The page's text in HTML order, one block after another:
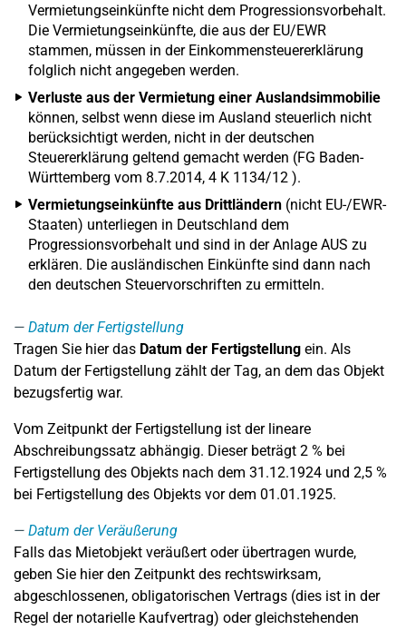
Vermietungseinkünfte nicht dem Progressionsvorbehalt.
Die Vermietungseinkünfte, die aus der EU/EWR
stammen, müssen in der Einkommensteuererklärung
folglich nicht angegeben werden.
Verluste aus der Vermietung einer Auslandsimmobilie
können, selbst wenn diese im Ausland steuerlich nicht
berücksichtigt werden, nicht in der deutschen
Steuererklärung geltend gemacht werden (FG Baden-
Württemberg vom 8.7.2014, 4 K 1134/12 ).
Vermietungseinkünfte aus Drittländern (nicht EU-/EWR-
Staaten) unterliegen in Deutschland dem
Progressionsvorbehalt und sind in der Anlage AUS zu
erklären. Die ausländischen Einkünfte sind dann nach
den deutschen Steuervorschriften zu ermitteln.
Datum der Fertigstellung
Tragen Sie hier das Datum der Fertigstellung ein. Als
Datum der Fertigstellung zählt der Tag, an dem das Objekt
bezugsfertig war.
Vom Zeitpunkt der Fertigstellung ist der lineare
Abschreibungssatz abhängig. Dieser beträgt 2 % bei
Fertigstellung des Objekts nach dem 31.12.1924 und 2,5 %
bei Fertigstellung des Objekts vor dem 01.01.1925.
Datum der Veräußerung
Falls das Mietobjekt veräußert oder übertragen wurde,
geben Sie hier den Zeitpunkt des rechtswirksam,
abgeschlossenen, obligatorischen Vertrags (dies ist in der
Regel der notarielle Kaufvertrag) oder gleichstehenden